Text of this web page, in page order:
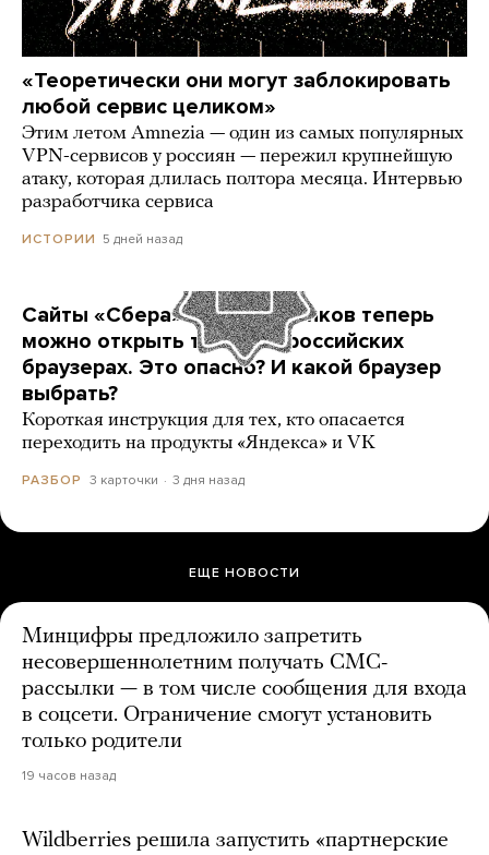
«Теоретически они могут заблокировать
любой сервис целиком»
Этим летом Amnezia — один из самых популярных
VPN-сервисов у россиян — пережил крупнейшую
атаку, которая длилась полтора месяца. Интервью
разработчика сервиса
ИСТОРИИ 5 дней назад
Сайты «Сбера» и других банков теперь
можно открыть только в российских
браузерах. Это опасно? И какой браузер
выбрать?
Короткая инструкция для тех, кто опасается
переходить на продукты «Яндекса» и VK
РАЗБОР 3 карточки 3 дня назад
ЕЩЕ НОВОСТИ
Минцифры предложило запретить
несовершеннолетним получать СМС-
рассылки — в том числе сообщения для входа
в соцсети. Ограничение смогут установить
только родители
19 часов назад
Wildberries решила запустить «партнерские